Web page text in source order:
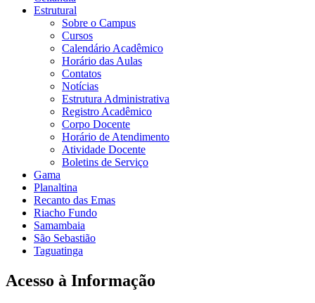
Estrutural
Sobre o Campus
Cursos
Calendário Acadêmico
Horário das Aulas
Contatos
Notícias
Estrutura Administrativa
Registro Acadêmico
Corpo Docente
Horário de Atendimento
Atividade Docente
Boletins de Serviço
Gama
Planaltina
Recanto das Emas
Riacho Fundo
Samambaia
São Sebastião
Taguatinga
Acesso à Informação